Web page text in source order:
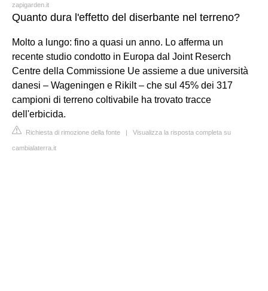
zapigarden.it
Quanto dura l'effetto del diserbante nel terreno?
Molto a lungo: fino a quasi un anno. Lo afferma un
recente studio condotto in Europa dal Joint Reserch
Centre della Commissione Ue assieme a due università
danesi – Wageningen e Rikilt – che sul 45% dei 317
campioni di terreno coltivabile ha trovato tracce
dell'erbicida.
Richiesta di rimozione della fonte | Visualizza la risposta completa su
cambialaterra.it